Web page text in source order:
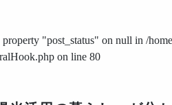
property "post_status" on null in /
on line 80